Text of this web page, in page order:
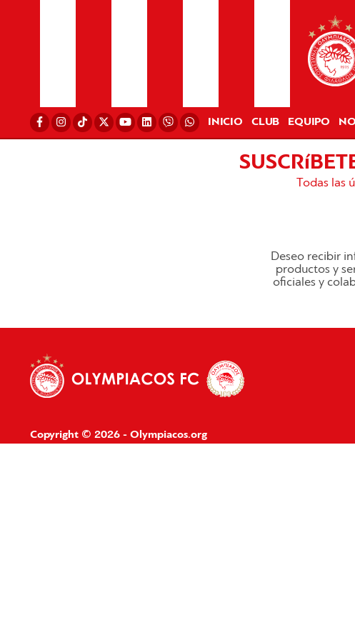
INICIO CLUB EQUIPO
Todas las
Deseo recibir
productos y
oficiales y
Copyright © 2026 - Olympiacos.org